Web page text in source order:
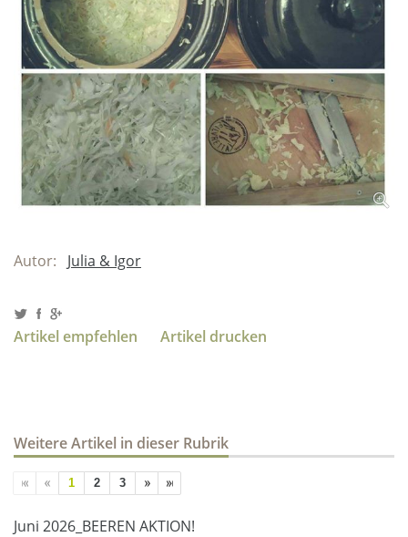
Autor: Julia & Igor
Artikel empfehlen Artikel drucken
Weitere Artikel in dieser Rubrik
1 2 3
Juni 2026_BEEREN AKTION!